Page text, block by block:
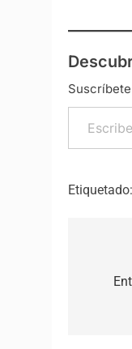
Escribe
Etiquetado: